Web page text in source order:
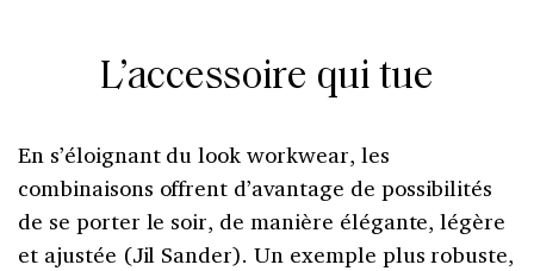
L’accessoire qui tue
En s’éloignant du look workwear, les
combinaisons offrent d’avantage de possibilités
de se porter le soir, de manière élégante, légère
et ajustée (Jil Sander). Un exemple plus robuste,